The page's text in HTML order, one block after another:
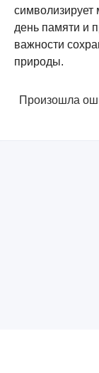
символизирует
день памяти и
важности
природы.
Произошла